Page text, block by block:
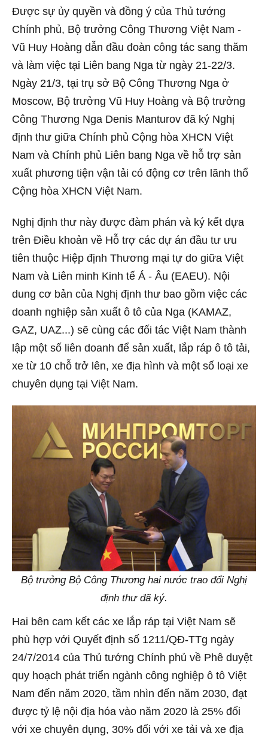
Được sự ủy quyền và đồng ý của Thủ tướng
Chính phủ, Bộ trưởng Công Thương Việt Nam -
Vũ Huy Hoàng dẫn đầu đoàn công tác sang thăm
và làm việc tại Liên bang Nga từ ngày 21-22/3.
Ngày 21/3, tại trụ sở Bộ Công Thương Nga ở
Moscow, Bộ trưởng Vũ Huy Hoàng và Bộ trưởng
Công Thương Nga Denis Manturov đã ký Nghị
định thư giữa Chính phủ Cộng hòa XHCN Việt
Nam và Chính phủ Liên bang Nga về hỗ trợ sản
xuất phương tiện vận tải có động cơ trên lãnh thổ
Cộng hòa XHCN Việt Nam.
Nghị định thư này được đàm phán và ký kết dựa
trên Điều khoản về Hỗ trợ các dự án đầu tư ưu
tiên thuộc Hiệp định Thương mại tự do giữa Việt
Nam và Liên minh Kinh tế Á - Âu (EAEU). Nội
dung cơ bản của Nghị định thư bao gồm việc các
doanh nghiệp sản xuất ô tô của Nga (KAMAZ,
GAZ, UAZ...) sẽ cùng các đối tác Việt Nam thành
lập một số liên doanh để sản xuất, lắp ráp ô tô tải,
xe từ 10 chỗ trở lên, xe địa hình và một số loại xe
chuyên dụng tại Việt Nam.
Bộ trưởng Bộ Công Thương hai nước trao đổi Nghị
định thư đã ký.
Hai bên cam kết các xe lắp ráp tại Việt Nam sẽ
phù hợp với Quyết định số 1211/QĐ-TTg ngày
24/7/2014 của Thủ tướng Chính phủ về Phê duyệt
quy hoạch phát triển ngành công nghiệp ô tô Việt
Nam đến năm 2020, tầm nhìn đến năm 2030, đạt
được tỷ lệ nội địa hóa vào năm 2020 là 25% đối
với xe chuyên dụng, 30% đối với xe tải và xe địa